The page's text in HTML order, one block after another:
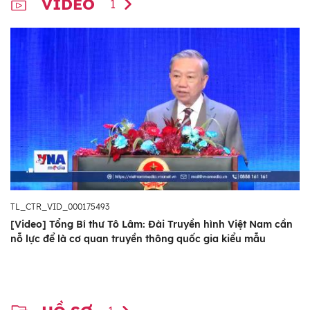
Bộ Ngoại giao Lê Hoài Trung và một số tỉnh,
thành phố, ban, bộ, ngành Trung ương, tập
đoàn, doanh nghiệp gửi lẵng hoa chúc mừng.
Mọi người, mọi lúc, mọi nơi, sắc sảo, hấp
Đọc diễn văn tại Lễ kỷ niệm, Tổng Giám đốc
Đài Truyền hình Việt Nam Nguyễn Thanh
Lâm cho biết, từ giữa năm 1967, thực hiện chỉ
Trung ương đã chuẩn bị cho ra đời ngành
truyền hình Việt Nam. Sau nhiều nỗ lực vượt
VIDEO 1
TL_CTR_VID_000175493
[Video] Tổng Bí thư Tô Lâm: Đài Truyền hình Việt Nam cần
nỗ lực để là cơ quan truyền thông quốc gia kiểu mẫu